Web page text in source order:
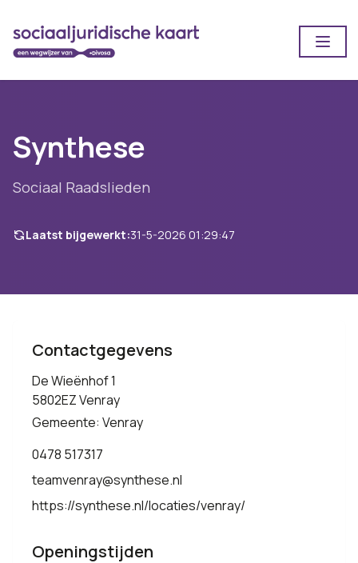
Synthese
Sociaal Raadslieden
Laatst bijgewerkt:31-5-2026 01:29:47
Contactgegevens
De Wieënhof 1
5802EZ Venray
Gemeente: Venray
0478 517317
teamvenray@synthese.nl
https://synthese.nl/locaties/venray/
Openingstijden